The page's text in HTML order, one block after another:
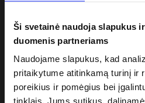
Ši svetainė naudoja slapukus
duomenis partneriams
Naudojame slapukus, kad
pritaikytume atitinkamą turinį ir
poreikius ir pomėgius bei
tinklais. Jums sutikus,